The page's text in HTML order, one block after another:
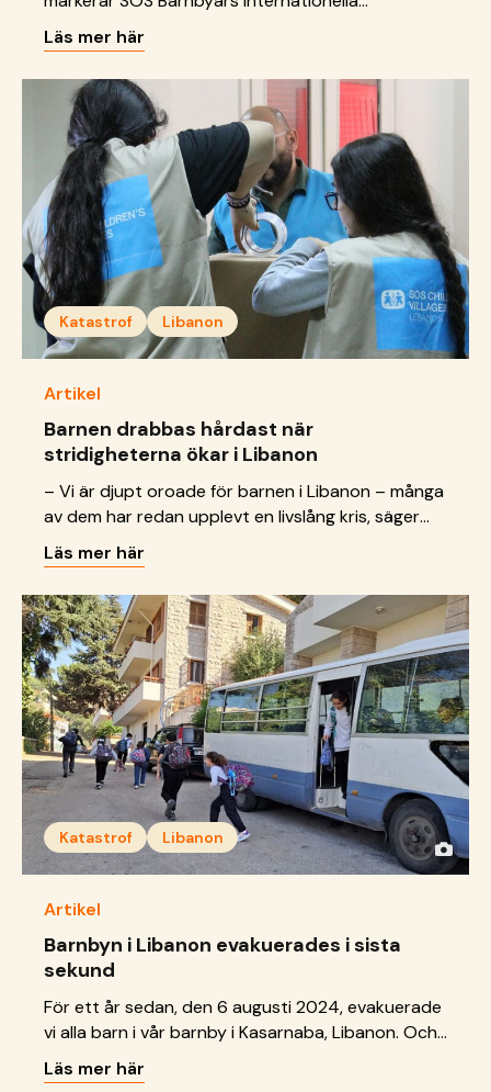
organisation att barns säkerhet och rättigheter
måste prioriteras.
Läs mer här
Katastrof Libanon
Artikel
Barnen drabbas hårdast när
stridigheterna ökar i Libanon
– Vi är djupt oroade för barnen i Libanon – många
av dem har redan upplevt en livslång kris, säger
Ana Chaurio på SOS Barnbyar i Sverige.
Läs mer här
Katastrof Libanon
Artikel
Barnbyn i Libanon evakuerades i sista
sekund
För ett år sedan, den 6 augusti 2024, evakuerade
vi alla barn i vår barnby i Kasarnaba, Libanon. Och
det var i sista sekunden. Bara två veckor senare
var barnbyn förstörd.
Läs mer här